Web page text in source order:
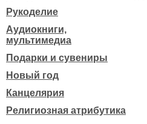
Рукоделие
Аудиокниги,
мультимедиа
Подарки и сувениры
Новый год
Канцелярия
Религиозная атрибутика